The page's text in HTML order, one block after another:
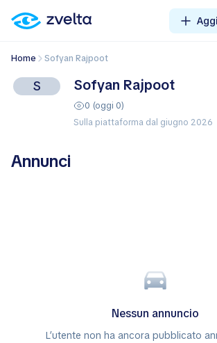
Home Sofyan Rajpoot
S Sofyan Rajpoot
0 (oggi 0)
Sulla piattaforma dal giugno 2026
Annunci
Nessun annuncio
L’utente non ha ancora pubblicato